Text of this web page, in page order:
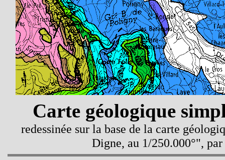
Carte géologique
redessinée sur la base de la carte
Digne, au 1/250.000°",